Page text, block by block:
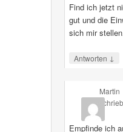
Find ich jetzt
gut und die
sich mir
Antworten ↓
Martin
schrieb
Empfinde ich